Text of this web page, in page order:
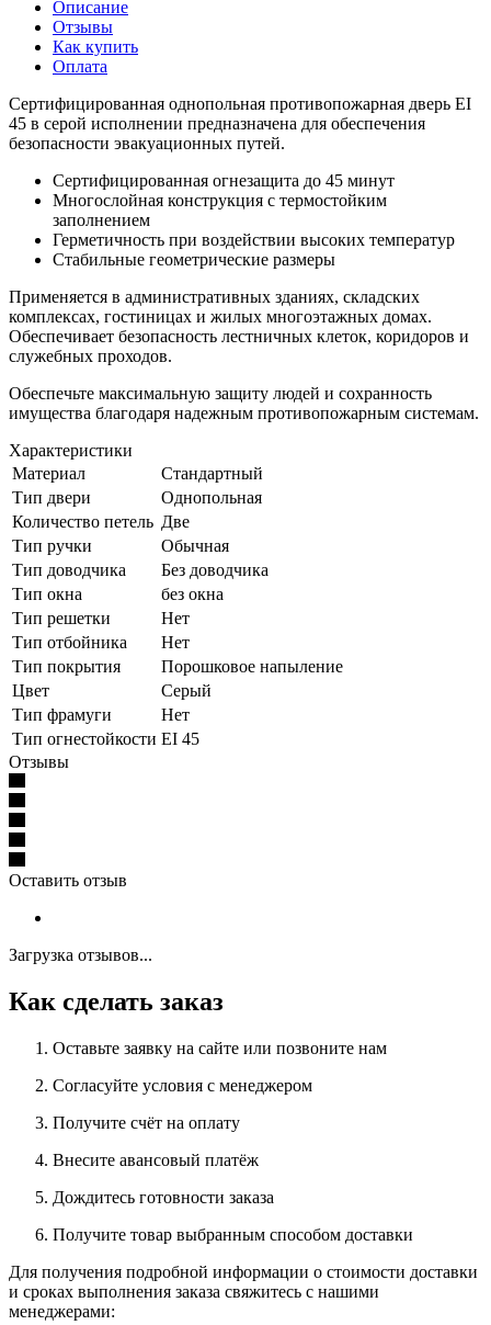
Описание
Отзывы
Как купить
Оплата
Сертифицированная однопольная противопожарная дверь EI
45 в серой исполнении предназначена для обеспечения
безопасности эвакуационных путей.
Сертифицированная огнезащита до 45 минут
Многослойная конструкция с термостойким
заполнением
Герметичность при воздействии высоких температур
Стабильные геометрические размеры
Применяется в административных зданиях, складских
комплексах, гостиницах и жилых многоэтажных домах.
Обеспечивает безопасность лестничных клеток, коридоров и
служебных проходов.
Обеспечьте максимальную защиту людей и сохранность
имущества благодаря надежным противопожарным системам.
Характеристики
Материал
Стандартный
Тип двери
Однопольная
Количество петель Две
Тип ручки
Обычная
Тип доводчика
Без доводчика
Тип окна
без окна
Тип решетки
Нет
Тип отбойника
Нет
Тип покрытия
Порошковое напыление
Цвет
Серый
Тип фрамуги
Нет
Тип огнестойкости EI 45
Отзывы
Оставить отзыв
Загрузка отзывов...
Как сделать заказ
Оставьте заявку на сайте или позвоните нам
Согласуйте условия с менеджером
Получите счёт на оплату
Внесите авансовый платёж
Дождитесь готовности заказа
Получите товар выбранным способом доставки
Для получения подробной информации о стоимости доставки
и сроках выполнения заказа свяжитесь с нашими
менеджерами: